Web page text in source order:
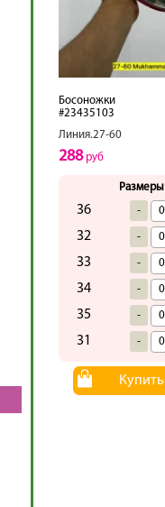
Босоножки
#23435103
Линия.27-60
288руб
Размеры
36 -
32 -
33 -
34 -
35 -
31 -
Купить